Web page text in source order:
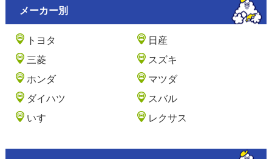
メーカー別
トヨタ
日産
三菱
スズキ
ホンダ
マツダ
ダイハツ
スバル
いすゞ
レクサス